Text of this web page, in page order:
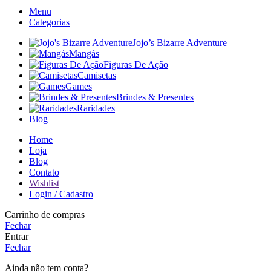
Menu
Categorias
Jojo’s Bizarre Adventure
Mangás
Figuras De Ação
Camisetas
Games
Brindes & Presentes
Raridades
Blog
Home
Loja
Blog
Contato
Wishlist
Login / Cadastro
Carrinho de compras
Fechar
Entrar
Fechar
Ainda não tem conta?